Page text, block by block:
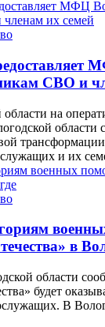
СВО и
области на
и их
в
области
будет
В